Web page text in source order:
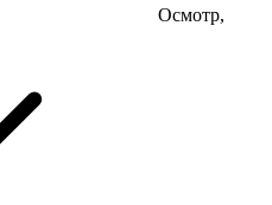
Осмотр,